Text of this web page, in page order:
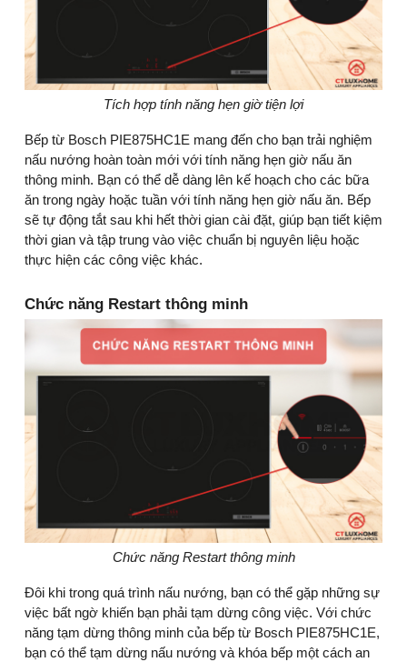
Tích hợp tính năng hẹn giờ tiện lợi
Bếp từ Bosch PIE875HC1E mang đến cho bạn trải nghiệm
nấu nướng hoàn toàn mới với tính năng hẹn giờ nấu ăn
thông minh. Bạn có thể dễ dàng lên kế hoạch cho các bữa
ăn trong ngày hoặc tuần với tính năng hẹn giờ nấu ăn. Bếp
sẽ tự động tắt sau khi hết thời gian cài đặt, giúp bạn tiết kiệm
thời gian và tập trung vào việc chuẩn bị nguyên liệu hoặc
thực hiện các công việc khác.
Chức năng Restart thông minh
Chức năng Restart thông minh
Đôi khi trong quá trình nấu nướng, bạn có thể gặp những sự
việc bất ngờ khiến bạn phải tạm dừng công việc. Với chức
năng tạm dừng thông minh của bếp từ Bosch PIE875HC1E,
bạn có thể tạm dừng nấu nướng và khóa bếp một cách an